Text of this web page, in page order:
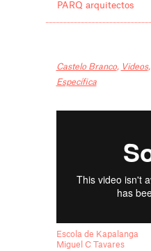
PARQ arquitectos
Castelo Branco, Videos,
Específica
Escola de Kapalanga
Miguel C Tavares